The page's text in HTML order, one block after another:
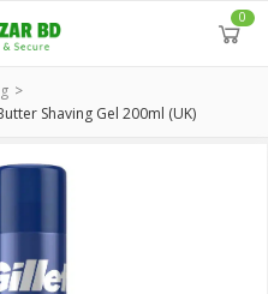
0
Shaving Gel 200ml (UK)